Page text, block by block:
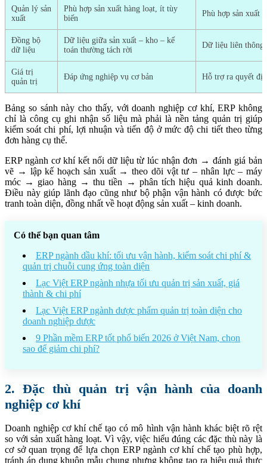
Quản lý sản
xuất
Phù hợp sản xuất hàng loạt, ít tùy
biến
Phù hợp sản xuất
Đồng bộ
dữ liệu
Dữ liệu giữa sản xuất – kho – kế
toán thường tách rời
Dữ liệu liên thông
Giá trị
quản trị
Đáp ứng nghiệp vụ cơ bản Hỗ trợ ra quyết
Bảng so sánh này cho thấy, với doanh nghiệp cơ khí, ERP không
chỉ là công cụ ghi nhận số liệu mà phải là nền tảng quản trị giúp
kiểm soát chi phí, lợi nhuận và tiến độ ở mức độ chi tiết theo từng
đơn hàng cụ thể.
ERP ngành cơ khí kết nối dữ liệu từ lúc nhận đơn → đánh giá bản
vẽ → lập kế hoạch sản xuất → theo dõi vật tư – nhân lực – máy
móc → giao hàng → thu tiền → phân tích hiệu quả kinh doanh.
Điều này giúp lãnh đạo cũng như bộ phận vận hành có được bức
tranh toàn diện, đồng nhất về hoạt động sản xuất – kinh doanh.
Có thể bạn quan tâm
ERP ngành dầu khí: tối ưu vận hành, kiểm soát chi phí &
quản trị chuỗi cung ứng toàn diện
Lạc Việt ERP ngành nhựa tối ưu quản trị sản xuất, giá
thành & chi phí
Lạc Việt ERP ngành dược phẩm quản trị toàn diện cho
doanh nghiệp dược
9 Phần mềm ERP tốt phổ biến 2026 ở Việt Nam, chọn
sao để giảm chi phí?
2. Đặc thù quản trị vận hành của doanh
nghiệp cơ khí
Doanh nghiệp cơ khí chế tạo có mô hình vận hành khác biệt rõ rệt
so với sản xuất hàng loạt. Vì vậy, việc hiểu đúng các đặc thù này là
cơ sở quan trọng để lựa chọn ERP ngành cơ khí chế tạo phù hợp,
tránh áp dụng khuôn mẫu chung nhưng không tạo ra hiệu quả thực